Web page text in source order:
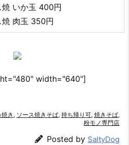
焼 いか玉 400円
焼 肉玉 350円
width="640"]
き , ソース焼きそば, 持ち帰り可, 焼きそば,
粉モノ専門店
Posted by SaltyDog